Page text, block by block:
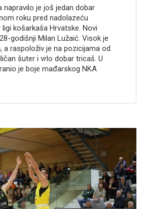
napravilo je još jedan dobar
roku pred nadolazeću
košarkaša Hrvatske. Novi
godišnji Milan Lužaić. Visok je
a raspoloživ je na pozicijama od
šuter i vrlo dobar tricaš. U
je boje mađarskog NKA